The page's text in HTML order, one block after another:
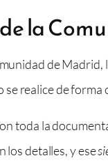
la
de
se realice de
toda la
los detalles, y ese